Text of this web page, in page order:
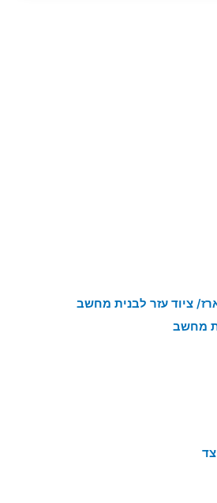
ציוד עזר לבנית מחשב
מחשב